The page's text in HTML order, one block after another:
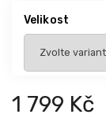
1 799 Kč
Velikost